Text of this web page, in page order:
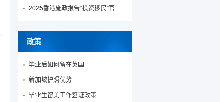
2025香港施政报告“投资移民”官宣降低投资移民门槛！
政策
毕业后如何留在英国
新加坡护照优势
毕业生留美工作签证政策